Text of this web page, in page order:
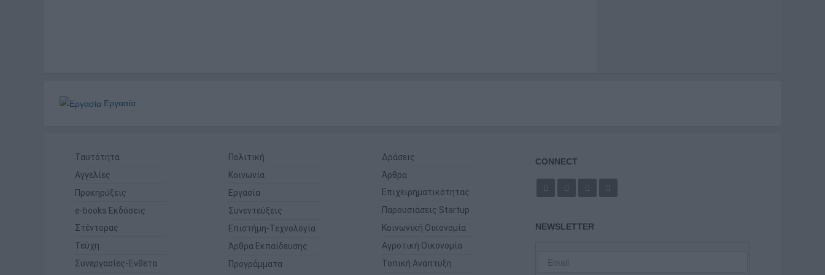
Εργασία
Ταυτότητα
Αγγελίες
Προκηρύξεις
e-books Εκδόσεις
Στέντορας
Τεύχη
Συνεργασίες-Ένθετα
Πολιτική
Κοινωνία
Εργασία
Συνεντεύξεις
Επιστήμη-Τεχνολογία
Άρθρα Εκπαίδευσης
Προγράμματα
Δράσεις
Άρθρα
Επιχειρηματικότητας
Παρουσιάσεις Startup
Κοινωνική Οικονομία
Αγροτική Οικονομία
Τοπική Ανάπτυξη
CONNECT
NEWSLETTER